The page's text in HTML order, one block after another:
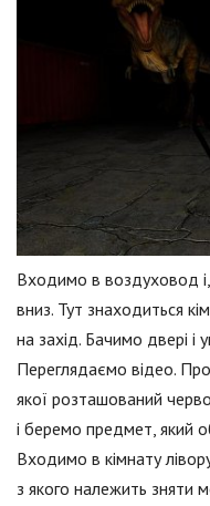
Входимо в воздуховод
вниз. Тут знаходиться
на захід. Бачимо двері і
Переглядаємо відео.
якої розташований
і беремо предмет, який
Входимо в кімнату
з якого належить зняти